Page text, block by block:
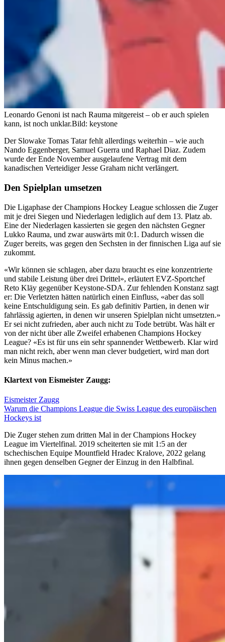
Leonardo Genoni ist nach Rauma mitgereist – ob er auch spielen
kann, ist noch unklar.Bild: keystone
Der Slowake Tomas Tatar fehlt allerdings weiterhin – wie auch
Nando Eggenberger, Samuel Guerra und Raphael Diaz. Zudem
wurde der Ende November ausgelaufene Vertrag mit dem
kanadischen Verteidiger Jesse Graham nicht verlängert.
Den Spielplan umsetzen
Die Ligaphase der Champions Hockey League schlossen die Zuger
mit je drei Siegen und Niederlagen lediglich auf dem 13. Platz ab.
Eine der Niederlagen kassierten sie gegen den nächsten Gegner
Lukko Rauma, und zwar auswärts mit 0:1. Dadurch wissen die
Zuger bereits, was gegen den Sechsten in der finnischen Liga auf sie
zukommt.
«Wir können sie schlagen, aber dazu braucht es eine konzentrierte
und stabile Leistung über drei Drittel», erläutert EVZ-Sportchef
Reto Kläy gegenüber Keystone-SDA. Zur fehlenden Konstanz sagt
er: Die Verletzten hätten natürlich einen Einfluss, «aber das soll
keine Entschuldigung sein. Es gab definitiv Partien, in denen wir
fahrlässig agierten, in denen wir unseren Spielplan nicht umsetzten.»
Er sei nicht zufrieden, aber auch nicht zu Tode betrübt. Was hält er
von der nicht über alle Zweifel erhabenen Champions Hockey
League? «Es ist für uns ein sehr spannender Wettbewerb. Klar wird
man nicht reich, aber wenn man clever budgetiert, wird man dort
kein Minus machen.»
Klartext von Eismeister Zaugg:
Eismeister Zaugg
Warum die Champions League die Swiss League des europäischen
Hockeys ist
Die Zuger stehen zum dritten Mal in der Champions Hockey
League im Viertelfinal. 2019 scheiterten sie mit 1:5 an der
tschechischen Equipe Mountfield Hradec Kralove, 2022 gelang
ihnen gegen denselben Gegner der Einzug in den Halbfinal.